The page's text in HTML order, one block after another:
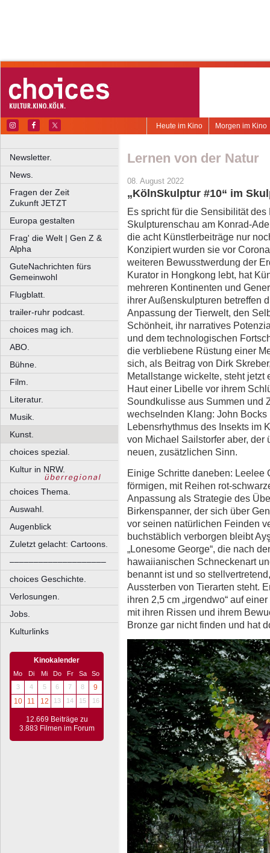
Morgen im Kino
Heute im Kino
Newsletter.
News.
Fragen der Zeit
Zukunft JETZT
Europa gestalten
Frag' die Welt | Gen Z &
Alpha
GuteNachrichten fürs
Gemeinwohl
Flugblatt.
trailer-ruhr podcast.
choices mag ich.
ABO.
Bühne.
Film.
Literatur.
Musik.
Kunst.
choices spezial.
Kultur in NRW.
choices Thema.
Auswahl.
Augenblick
Zuletzt gelacht: Cartoons.
––––––––––––––––––––
choices Geschichte.
Verlosungen.
Jobs.
Kulturlinks
Kinokalender
Mo Di Mi Do Fr Sa
So
3
4 5 6 7 8
9
10
11 12 13 14 15 16
12.669 Beiträge zu
3.883 Filmen im Forum
Lernen von der Natur
08. August 2022
„KölnSkulptur #10“ im
Es spricht für die Sensibilität
Skulpturenschau am Konrad-
die acht Künstlerbeiträge nur
Konzipiert wurden sie vor
weiteren Bewusstwerdung der
Kurator in Hongkong lebt, hat
mehreren Kontinenten und
ihrer Außenskulpturen betreffen
Anpassung der Tierwelt, den
Schönheit, ihr narratives
und dem technologischen
die verbliebene Rüstung einer
sich, als Beitrag von Dirk
Metallstange wickelte, steht
Haut einer Libelle vor ihrem
Soundkulisse aus Summen und
wechselnden Klang: John
Lebensrhythmus des Insekts im
von Michael Sailstorfer aber, der
neuen, zusätzlichen Sinn.
Einige Schritte daneben: Leelee
förmigen, mit Reihen rot-
Anpassung als Strategie des
Birkenspanner, der sich über
vor seinen natürlichen Feinden
buchstäblich verborgen bleibt
„Lonesome George“, die nach
hawaiianischen Schneckenart
benannt ist und so
Aussterben von Tierarten steht.
ihren 2,5 cm „irgendwo“ auf
mit ihren Rissen und ihrem
Bronze gar nicht finden und hat